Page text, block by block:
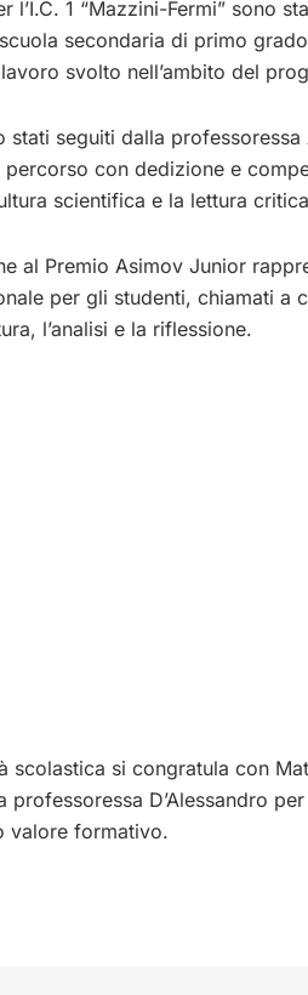
l’I.C. 1 “Mazzini-Fermi” sono
secondaria di primo
svolto nell’ambito del
stati seguiti dalla
con dedizione e
scientifica e la lettura
al Premio Asimov Junior
per gli studenti, chiamati
l’analisi e la riflessione.
scolastica si congratula con
professoressa D’Alessandro
valore formativo.